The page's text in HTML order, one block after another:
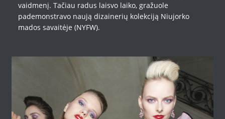
vaidmenį. Tačiau radus laisvo laiko, gražuole
pademonstravo naują dizainerių kolekciją Niujorko
mados savaitėje (NYFW).